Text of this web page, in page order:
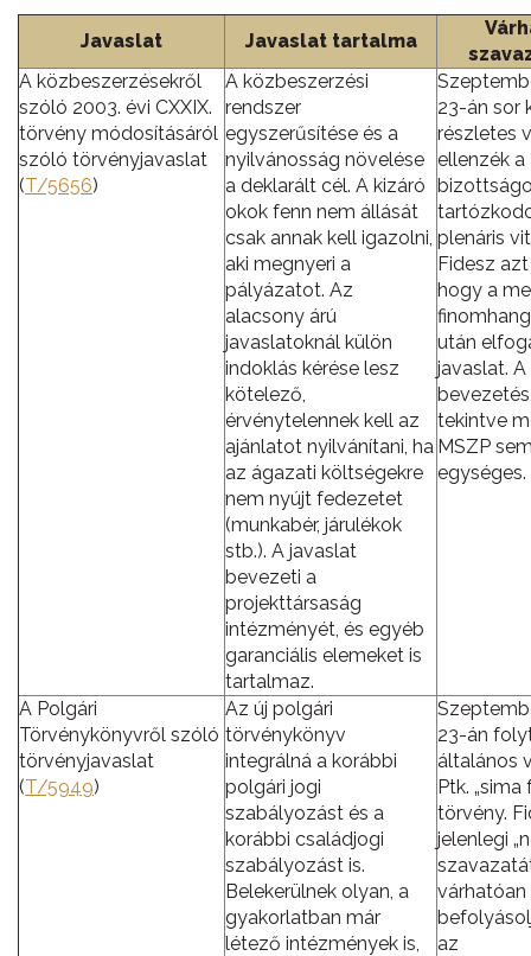
Javaslat Javaslat tartalma
A közbeszerzésekről
szóló 2003. évi CXXIX.
törvény módosításáról
szóló törvényjavaslat
(T/5656)
A közbeszerzési
rendszer
egyszerűsítése és a
nyilvánosság növelése
a deklarált cél. A kizáró
okok fenn nem állását
csak annak kell igazolni,
aki megnyeri a
pályázatot. Az
alacsony árú
javaslatoknál külön
indoklás kérése lesz
kötelező,
érvénytelennek kell az
ajánlatot nyilvánítani, ha
az ágazati költségekre
nem nyújt fedezetet
(munkabér, járulékok
stb.). A javaslat
bevezeti a
projekttársaság
intézményét, és egyéb
garanciális elemeket is
tartalmaz.
23-án sor
részletes
ellenzék a
plenáris
Fidesz
hogy a
után
javaslat. A
tekintve
MSZP
egységes.
A Polgári
Törvénykönyvről szóló
törvényjavaslat
(T/5949)
Az új polgári
törvénykönyv
integrálná a korábbi
polgári jogi
szabályozást és a
korábbi családjogi
szabályozást is.
Belekerülnek olyan, a
gyakorlatban már
létező intézmények is,
23-án
általános
Ptk. „sima
törvény.
jelenlegi
várhatóan
az